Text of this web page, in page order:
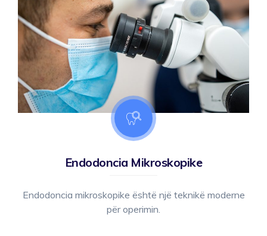
Endodoncia Mikroskopike
Endodoncia mikroskopike është një teknikë moderne
për operimin.